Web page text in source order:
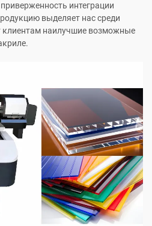
интеграции
выделяет нас среди
клиентам наилучшие возможные